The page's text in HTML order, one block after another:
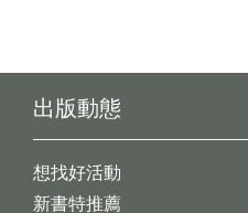
出版動態
想找好活動
新書特推薦